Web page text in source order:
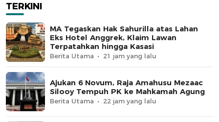
TERKINI
MA Tegaskan Hak Sahurilla atas Lahan
Eks Hotel Anggrek, Klaim Lawan
Terpatahkan hingga Kasasi
Berita Utama 21 jam yang lalu
Ajukan 6 Novum, Raja Amahusu Mezaac
Silooy Tempuh PK ke Mahkamah Agung
Berita Utama 22 jam yang lalu